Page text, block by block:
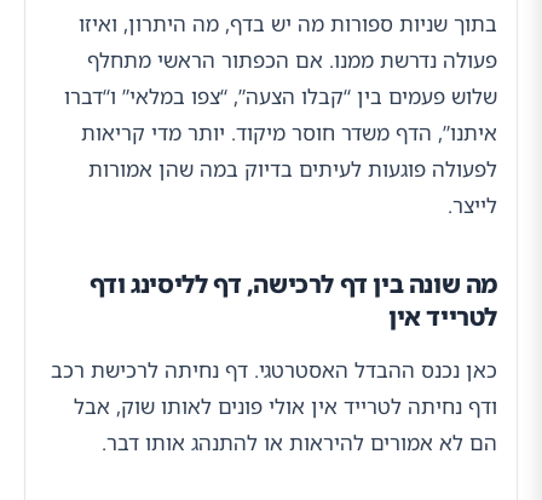
בתוך שניות ספורות מה יש בדף, מה היתרון, ואיזו
פעולה נדרשת ממנו. אם הכפתור הראשי מתחלף
שלוש פעמים בין “קבלו הצעה”, “צפו במלאי” ו“דברו
איתנו”, הדף משדר חוסר מיקוד. יותר מדי קריאות
לפעולה פוגעות לעיתים בדיוק במה שהן אמורות
לייצר.
מה שונה בין דף לרכישה, דף לליסינג ודף
לטרייד אין
כאן נכנס ההבדל האסטרטגי. דף נחיתה לרכישת רכב
ודף נחיתה לטרייד אין אולי פונים לאותו שוק, אבל
הם לא אמורים להיראות או להתנהג אותו דבר.